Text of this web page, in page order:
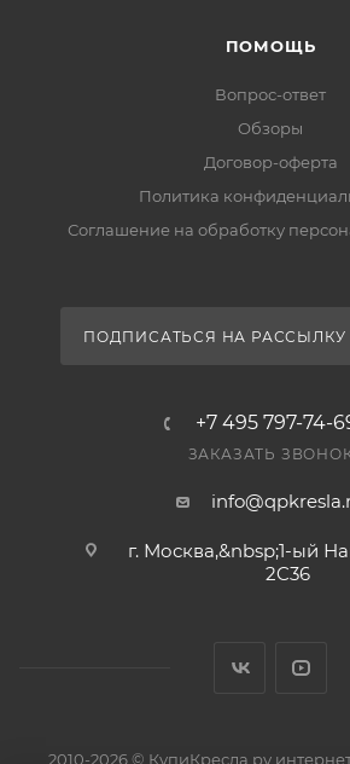
ПОМОЩЬ
Вопрос-ответ
Обзоры
Договор-оферта
Политика
Соглашение на обработку
ПОДПИСАТЬСЯ НА РАССЫЛКУ
+7 495 797-74-
ЗАКАЗАТЬ
г. Москва,&nbsp;1-ый
2C36
2010-2026 © КупиКресла.ру